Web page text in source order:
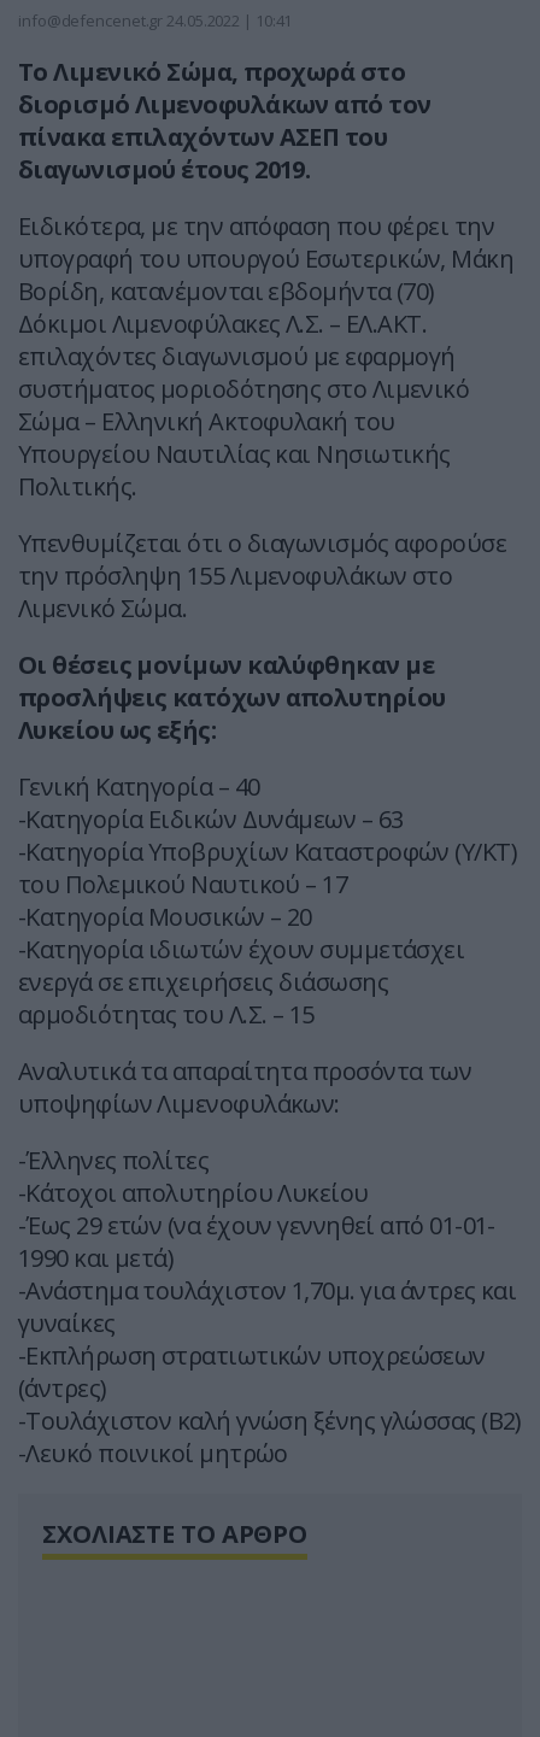
info@defencenet.gr 24.05.2022 | 10:41
Το Λιμενικό Σώμα, προχωρά στο
διορισμό Λιμενοφυλάκων από τον
πίνακα επιλαχόντων ΑΣΕΠ του
διαγωνισμού έτους 2019.
Ειδικότερα, με την απόφαση που φέρει την
υπογραφή του υπουργού Εσωτερικών, Μάκη
Βορίδη, κατανέμονται εβδομήντα (70)
Δόκιμοι Λιμενοφύλακες Λ.Σ. – ΕΛ.ΑΚΤ.
επιλαχόντες διαγωνισμού με εφαρμογή
συστήματος μοριοδότησης στο Λιμενικό
Σώμα – Ελληνική Ακτοφυλακή του
Υπουργείου Ναυτιλίας και Νησιωτικής
Πολιτικής.
Υπενθυμίζεται ότι ο διαγωνισμός αφορούσε
την πρόσληψη 155 Λιμενοφυλάκων στο
Λιμενικό Σώμα.
Οι θέσεις μονίμων καλύφθηκαν με
προσλήψεις κατόχων απολυτηρίου
Λυκείου ως εξής:
Γενική Κατηγορία – 40
-Κατηγορία Ειδικών Δυνάμεων – 63
-Κατηγορία Υποβρυχίων Καταστροφών (Υ/ΚΤ)
του Πολεμικού Ναυτικού – 17
-Κατηγορία Μουσικών – 20
-Κατηγορία ιδιωτών έχουν συμμετάσχει
ενεργά σε επιχειρήσεις διάσωσης
αρμοδιότητας του Λ.Σ. – 15
Αναλυτικά τα απαραίτητα προσόντα των
υποψηφίων Λιμενοφυλάκων:
-Έλληνες πολίτες
-Κάτοχοι απολυτηρίου Λυκείου
-Έως 29 ετών (να έχουν γεννηθεί από 01-01-
1990 και μετά)
-Ανάστημα τουλάχιστον 1,70μ. για άντρες και
γυναίκες
-Εκπλήρωση στρατιωτικών υποχρεώσεων
(άντρες)
-Τουλάχιστον καλή γνώση ξένης γλώσσας (Β2)
-Λευκό ποινικοί μητρώο
ΣΧΟΛΙΑΣΤΕ ΤΟ ΑΡΘΡΟ